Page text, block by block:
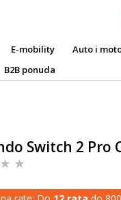
E-mobility Auto i
B2B ponuda
Switch 2 Pro